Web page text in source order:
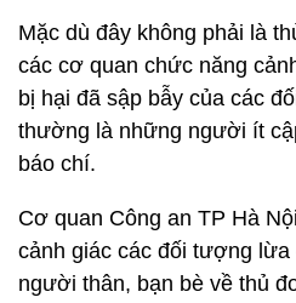
Mặc dù đây không phải là
các cơ quan chức năng
bị hại đã sập bẫy của các
thường là những người ít
báo chí.
Cơ quan Công an TP Hà
cảnh giác các đối tượng lừa
người thân, bạn bè về thủ